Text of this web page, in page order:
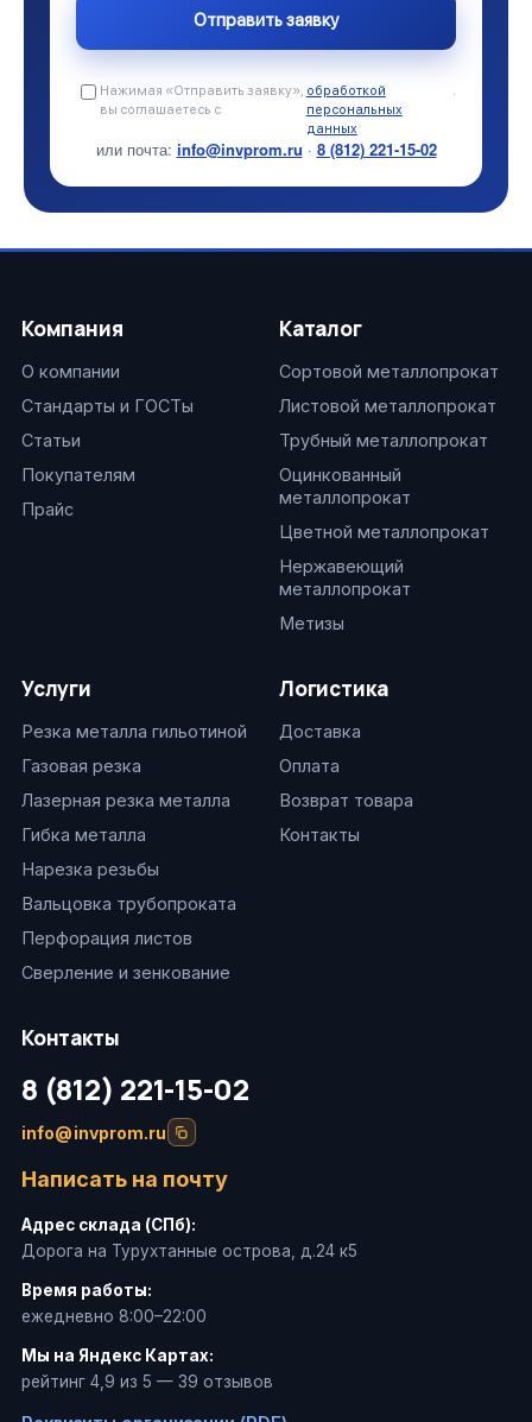
Нажимая «Отправить заявку»,
вы соглашаетесь с
обработкой
персональных
данных
.
или почта: info@invprom.ru · 8 (812) 221-15-02
Компания
О компании
Стандарты и ГОСТы
Статьи
Покупателям
Прайс
Каталог
Сортовой металлопрокат
Листовой металлопрокат
Трубный металлопрокат
Оцинкованный
металлопрокат
Цветной металлопрокат
Нержавеющий
металлопрокат
Метизы
Услуги
Резка металла гильотиной
Газовая резка
Лазерная резка металла
Гибка металла
Нарезка резьбы
Вальцовка трубопроката
Перфорация листов
Сверление и зенкование
Логистика
Доставка
Оплата
Возврат товара
Контакты
Контакты
8 (812) 221-15-02
info@invprom.ru
Написать на почту
Адрес склада (СПб):
Дорога на Турухтанные острова, д.24 к5
Время работы:
ежедневно 8:00–22:00
Мы на Яндекс Картах:
рейтинг 4,9 из 5 — 39 отзывов